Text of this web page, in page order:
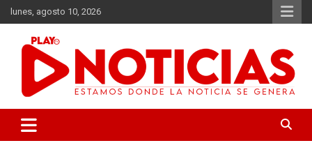
Saltar
al
contenido
lunes, agosto 10, 2026
Play Noticias